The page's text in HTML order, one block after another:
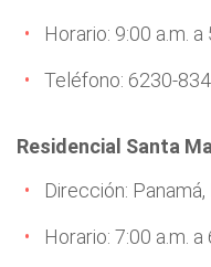
Horario: 9:00 a.m. a
Teléfono: 6230-
Residencial Santa
Dirección:
Horario: 7:00 a.m. a